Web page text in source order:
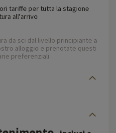
tariffe per tutta la stagione
all'arrivo
da sci dal livello principiante a
alloggio e prenotate questi
preferenziali